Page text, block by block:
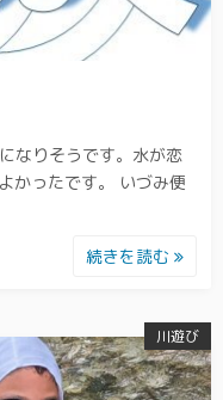
なりそうです。水が恋
かったです。 いづみ便
続きを読む
川遊び